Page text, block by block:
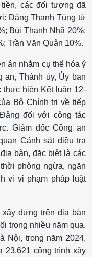
các đối tượng đã
Đặng Thanh Tùng từ
Bùi Thanh Nhã 20%;
Trần Văn Quân 10%.
án nhằm cụ thể hóa ý
an, Thành ủy, Ủy ban
thực hiện Kết luận 12-
Bộ Chính trị về tiếp
đối với công tác
Giám đốc Công an
Cảnh sát điều tra
bàn, đặc biệt là các
phòng ngừa, ngăn
vi vi phạm pháp luật
dựng trên địa bàn
trong nhiều năm qua.
Nội, trong năm 2024,
23.621 công trình xây